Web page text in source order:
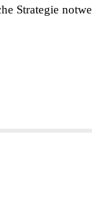
Strategie